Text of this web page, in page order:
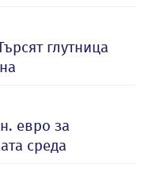
глутница
евро за
среда